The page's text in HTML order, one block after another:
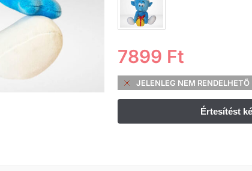
7899 Ft
JELENLEG NEM RENDELHETŐ